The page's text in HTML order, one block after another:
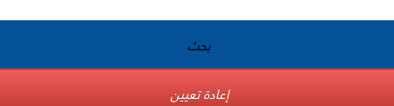
بحث
إعادة تعيين